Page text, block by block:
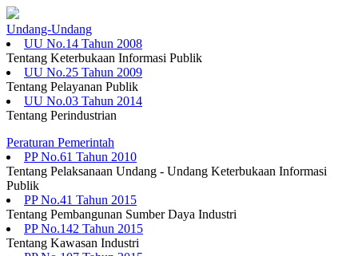
Undang-Undang
UU No.14 Tahun 2008
Tentang Keterbukaan Informasi Publik
UU No.25 Tahun 2009
Tentang Pelayanan Publik
UU No.03 Tahun 2014
Tentang Perindustrian
Peraturan Pemerintah
PP No.61 Tahun 2010
Tentang Pelaksanaan Undang - Undang Keterbukaan Informasi
Publik
PP No.41 Tahun 2015
Tentang Pembangunan Sumber Daya Industri
PP No.142 Tahun 2015
Tentang Kawasan Industri